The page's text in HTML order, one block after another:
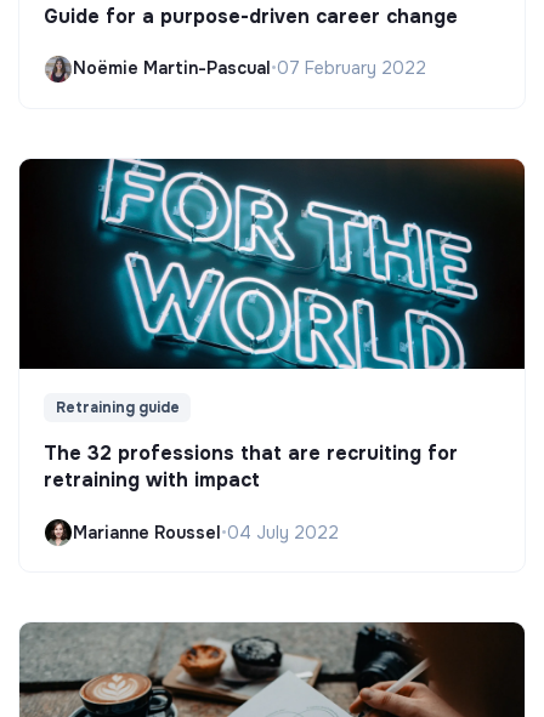
Guide for a purpose-driven career change
Noëmie Martin-Pascual•07 February 2022
Retraining guide
The 32 professions that are recruiting for
retraining with impact
Marianne Roussel•04 July 2022